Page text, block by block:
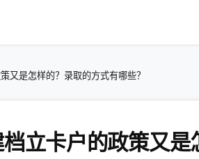
又是怎样的？录取的方式有哪些？
立卡户的政策又